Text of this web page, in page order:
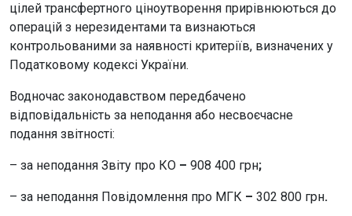
цілей трансфертного ціноутворення прирівнюються до
операцій з нерезидентами та визнаються
контрольованими за наявності критеріїв, визначених у
Податковому кодексі України.
Водночас законодавством передбачено
відповідальність за неподання або несвоєчасне
подання звітності:
– за неподання Звіту про КО – 908 400 грн;
– за неподання Повідомлення про МГК – 302 800 грн.